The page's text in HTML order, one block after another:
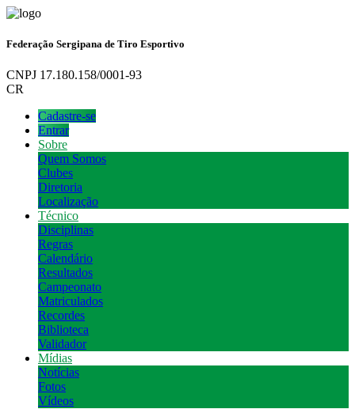
Federação Sergipana de Tiro Esportivo
CNPJ 17.180.158/0001-93
CR
Cadastre-se
Entrar
Sobre
Quem Somos
Clubes
Diretoria
Localização
Técnico
Disciplinas
Regras
Calendário
Resultados
Campeonato
Matriculados
Recordes
Biblioteca
Validador
Mídias
Notícias
Fotos
Vídeos